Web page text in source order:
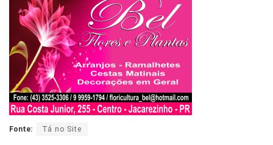
Fonte: Tá no Site